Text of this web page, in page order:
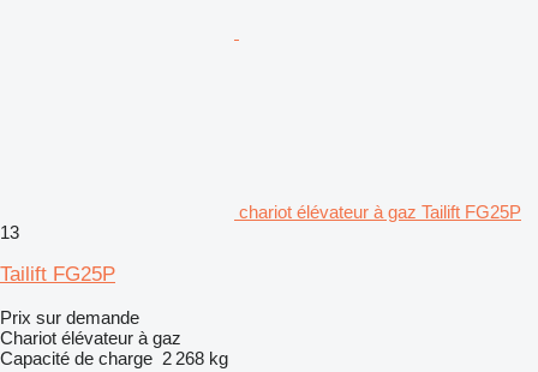
chariot élévateur à gaz Tailift FG25P
13
Tailift FG25P
Prix sur demande
Chariot élévateur à gaz
Capacité de charge 2 268 kg